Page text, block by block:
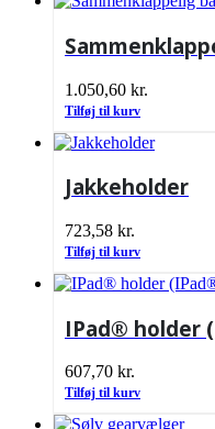
1.050,60 kr.
Tilføj til kurv
Jakkeholder
723,58 kr.
Tilføj til kurv
IPad® holder
607,70 kr.
Tilføj til kurv